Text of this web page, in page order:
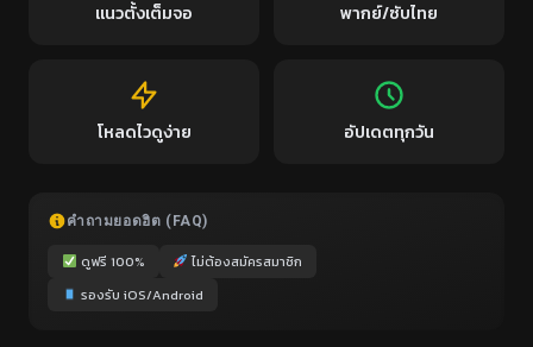
แนวตั้งเต็มจอ พากย์/ซับไทย
โหลดไวดูง่าย อัปเดตทุกวัน
คำถามยอดฮิต (FAQ)
ดูฟรี 100%
ไม่ต้องสมัครสมาชิก
รองรับ iOS/Android